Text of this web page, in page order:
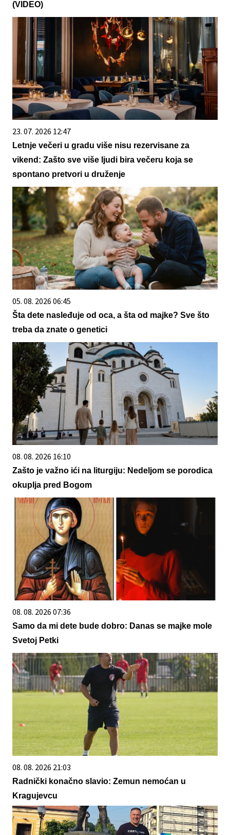
(VIDEO)
23. 07. 2026 12:47
Letnje večeri u gradu više nisu rezervisane za
vikend: Zašto sve više ljudi bira večeru koja se
spontano pretvori u druženje
05. 08. 2026 06:45
Šta dete nasleđuje od oca, a šta od majke? Sve što
treba da znate o genetici
08. 08. 2026 16:10
Zašto je važno ići na liturgiju: Nedeljom se porodica
okuplja pred Bogom
08. 08. 2026 07:36
Samo da mi dete bude dobro: Danas se majke mole
Svetoj Petki
08. 08. 2026 21:03
Radnički konačno slavio: Zemun nemoćan u
Kragujevcu